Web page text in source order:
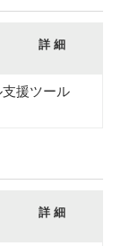
詳 細
支援ツール
詳 細